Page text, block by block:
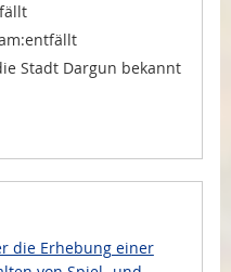
entfällt
die Erhebung einer